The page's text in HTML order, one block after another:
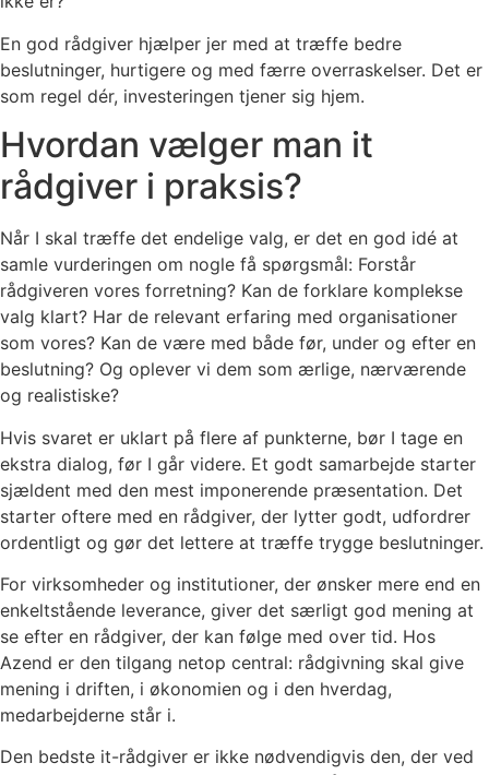
En god rådgiver hjælper jer med at træffe bedre
beslutninger, hurtigere og med færre overraskelser. Det er
som regel dér, investeringen tjener sig hjem.
Hvordan vælger man it
rådgiver i praksis?
Når I skal træffe det endelige valg, er det en god idé at
samle vurderingen om nogle få spørgsmål: Forstår
rådgiveren vores forretning? Kan de forklare komplekse
valg klart? Har de relevant erfaring med organisationer
som vores? Kan de være med både før, under og efter en
beslutning? Og oplever vi dem som ærlige, nærværende
og realistiske?
Hvis svaret er uklart på flere af punkterne, bør I tage en
ekstra dialog, før I går videre. Et godt samarbejde starter
sjældent med den mest imponerende præsentation. Det
starter oftere med en rådgiver, der lytter godt, udfordrer
ordentligt og gør det lettere at træffe trygge beslutninger.
For virksomheder og institutioner, der ønsker mere end en
enkeltstående leverance, giver det særligt god mening at
se efter en rådgiver, der kan følge med over tid. Hos
Azend er den tilgang netop central: rådgivning skal give
mening i driften, i økonomien og i den hverdag,
medarbejderne står i.
Den bedste it-rådgiver er ikke nødvendigvis den, der ved